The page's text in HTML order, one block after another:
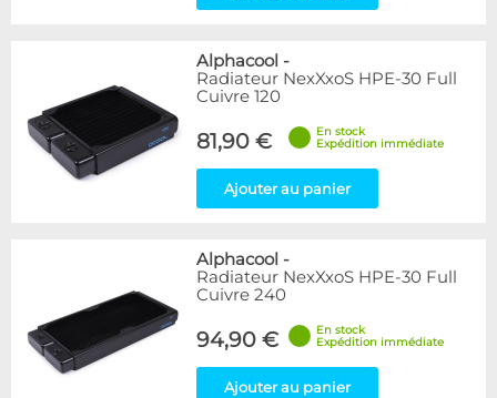
Alphacool -
Radiateur NexXxoS HPE-30 Full
Cuivre 120
81,90 €
En stock
Expédition immédiate
Ajouter au panier
Alphacool -
Radiateur NexXxoS HPE-30 Full
Cuivre 240
94,90 €
En stock
Expédition immédiate
Ajouter au panier